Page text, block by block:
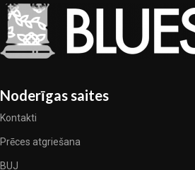
veļas katalogs: pieejamas gan kokvilnas,
veļas.
Gultas veļas ražošana ir moderns mākslas
Gultas veļas ražotāji, kā arī citu tekstila
dizainieriskām prēcem, kuras novērtēs īsti
esam izvēlējušies jums labākos modeļus
Noderīgas saites
Kontakti
Prēces atgriešana
BUJ